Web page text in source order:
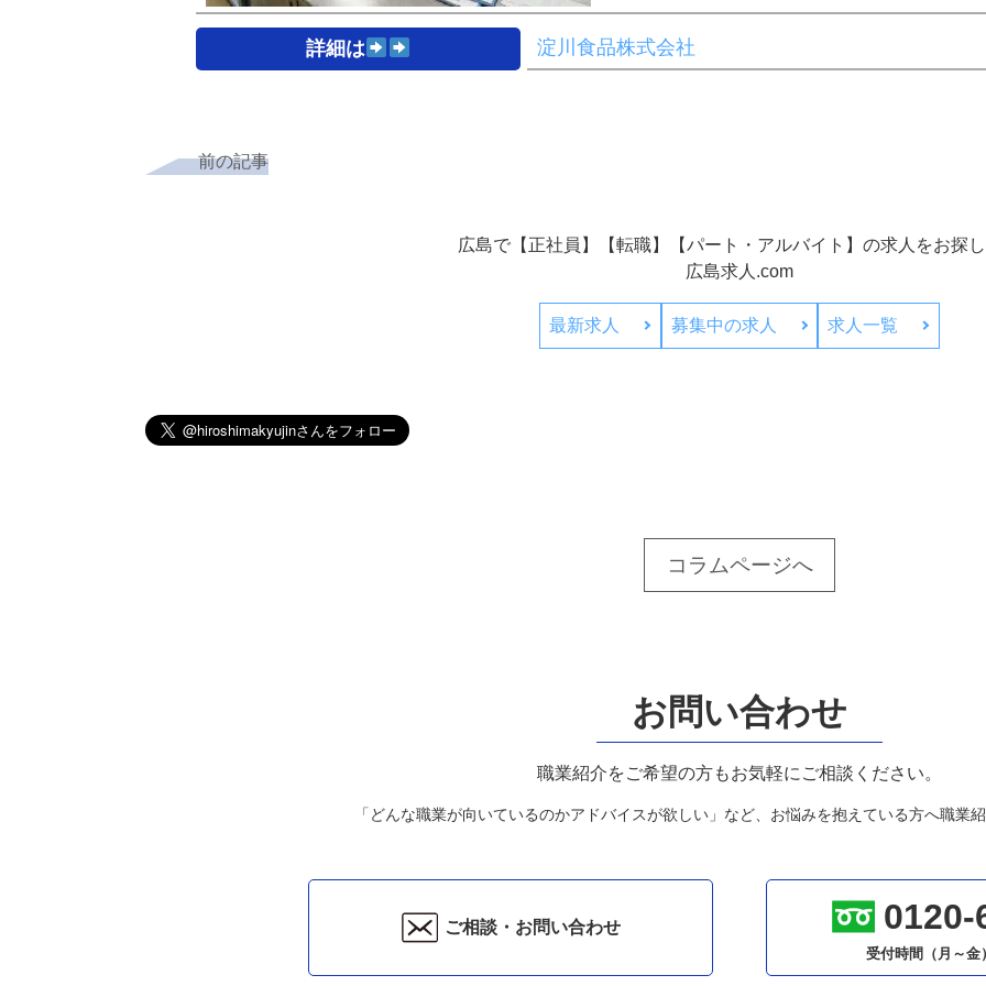
詳細は 淀川食品株式会社
前の記事
広島で【正社員】【転職】【パート・アルバイト】の求人をお探
広島求人.com
最新求人 募集中の求人 求人一覧
コラムページへ
お問い合わせ
職業紹介をご希望の方もお気軽にご相談ください。
「どんな職業が向いているのかアドバイスが欲しい」など、お悩みを抱えている方へ職業
ご相談・お問い合わせ 0120-
受付時間（月～金）